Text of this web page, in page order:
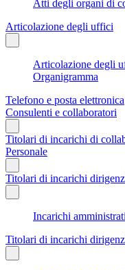
Atti degli organi di
Articolazione degli uffici
Articolazione degli
Organigramma
Telefono e posta elettronica
Consulenti e collaboratori
Titolari di incarichi di
Personale
Titolari di incarichi
Incarichi
Titolari di incarichi